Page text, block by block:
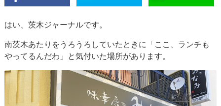
はい、茨木ジャーナルです。
南茨木あたりをうろうろしていたときに「ここ、ランチも
やってるんだわ」と気付いた場所があります。